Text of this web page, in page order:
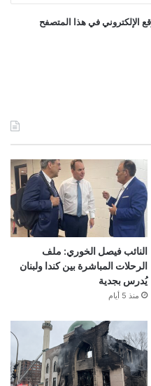
الإلكتروني في هذا المتصفح
النائب فيصل الخوري: ملف
الرحلات المباشرة بين كندا ولبنان
يُدرس بجدية
منذ 5 أيام